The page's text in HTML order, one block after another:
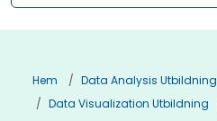
Hem
Data Analysis Utbildning
Data Visualization Utbildning